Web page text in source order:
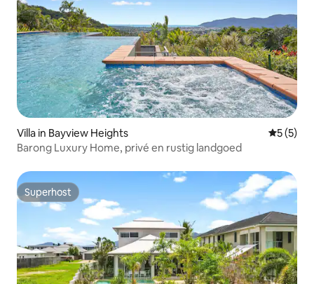
Villa in Bayview Heights
5 (5)
Barong Luxury Home, privé en rustig landgoed
Superhost
Superhost